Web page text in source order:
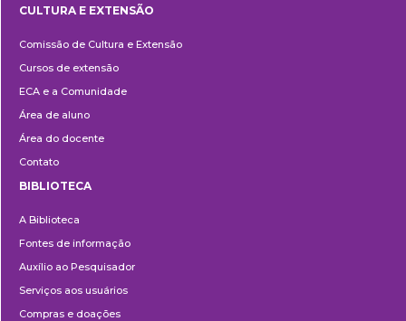
e
Extensão
CULTURA E EXTENSÃO
Comissão de Cultura e Extensão
Cursos de extensão
ECA e a Comunidade
Área de aluno
Área do docente
Contato
BIBLIOTECA
A Biblioteca
Fontes de informação
Auxílio ao Pesquisador
Serviços aos usuários
Compras e doações